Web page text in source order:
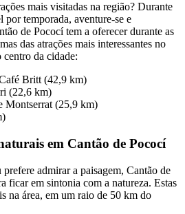
mais visitadas na região? Durante
por temporada, aventure-se e
de Pococí tem a oferecer durante as
das atrações mais interessantes no
da cidade:
Britt (42,9 km)
(22,6 km)
Montserrat (25,9 km)
em Cantão de Pococí
admirar a paisagem, Cantão de
ficar em sintonia com a natureza. Estas
na área, em um raio de 50 km do